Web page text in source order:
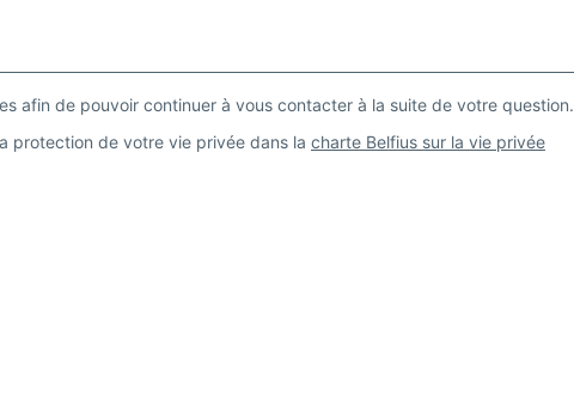
afin de pouvoir continuer à vous contacter à la suite de votre question.
protection de votre vie privée dans la charte Belfius sur la vie privée